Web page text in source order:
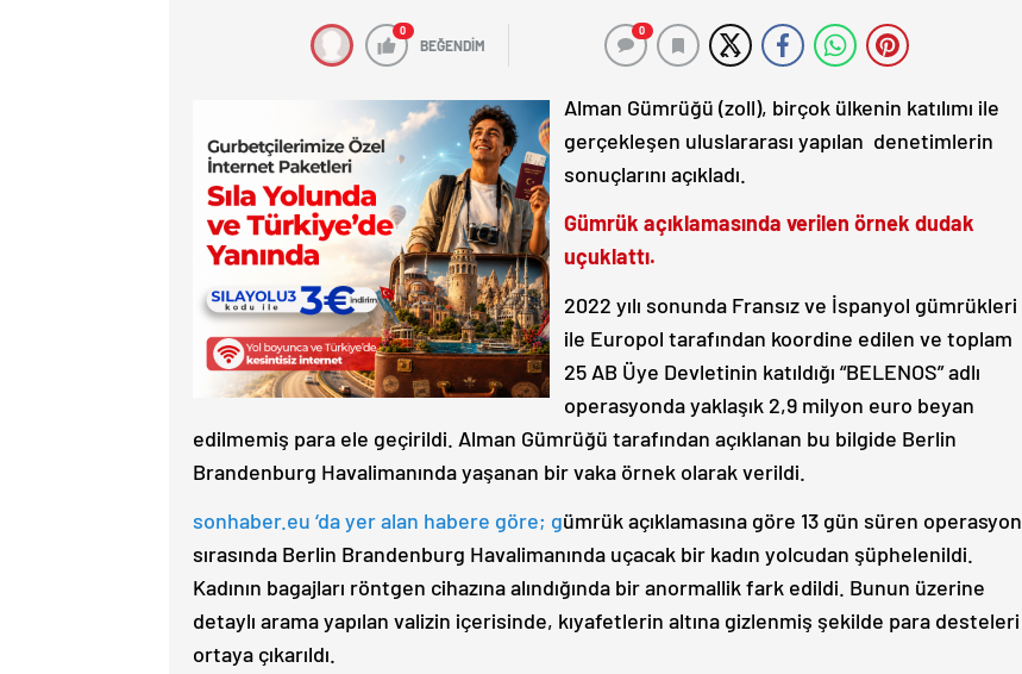
0
BEĞENDİM
0
Alman Gümrüğü (zoll), birçok ülkenin katılımı ile
gerçekleşen uluslararası yapılan denetimlerin
sonuçlarını açıkladı.
Gümrük açıklamasında verilen örnek dudak
uçuklattı.
2022 yılı sonunda Fransız ve İspanyol gümrükleri
ile Europol tarafından koordine edilen ve toplam
25 AB Üye Devletinin katıldığı “BELENOS” adlı
operasyonda yaklaşık 2,9 milyon euro beyan
edilmemiş para ele geçirildi. Alman Gümrüğü tarafından açıklanan bu bilgide Berlin
Brandenburg Havalimanında yaşanan bir vaka örnek olarak verildi.
sonhaber.eu ‘da yer alan habere göre; gümrük açıklamasına göre 13 gün süren operasyon
sırasında Berlin Brandenburg Havalimanında uçacak bir kadın yolcudan şüphelenildi.
Kadının bagajları röntgen cihazına alındığında bir anormallik fark edildi. Bunun üzerine
detaylı arama yapılan valizin içerisinde, kıyafetlerin altına gizlenmiş şekilde para desteleri
ortaya çıkarıldı.